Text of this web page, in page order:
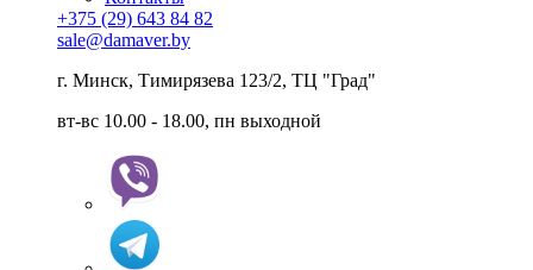
+375 (29) 643 84 82
sale@damaver.by
г. Минск, Тимирязева 123/2, ТЦ "Град"
вт-вс 10.00 - 18.00, пн выходной